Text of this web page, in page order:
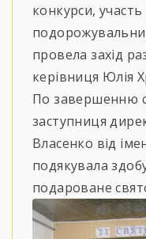
конкурси,
провела захід
керівниця Юлія
По завершенню
заступниця
Власенко від
подякувала
подароване